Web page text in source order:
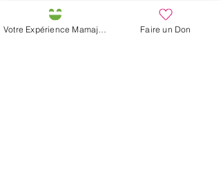
Faire un Don